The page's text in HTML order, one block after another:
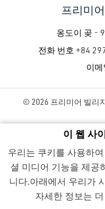
이 웹 사
우리는 쿠키를 사용하
셜 미디어 기능을 제공
니다.아래에서 우리가
자세한 정보는
프리미
옹도이 곶 -
전화 번호 +84
이메
© 2026 프리미어 빌리
프리미어 빌리지 푸꾸옥 리조트 -